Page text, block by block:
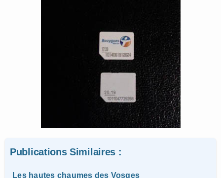
Publications Similaires :
Les hautes chaumes des Vosges